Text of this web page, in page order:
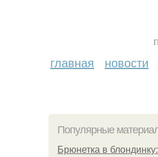
главная новости
Популярные
Брюнетка в